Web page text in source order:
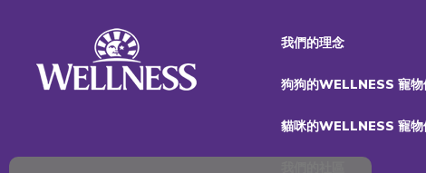
我們的理念
狗狗的WELLNESS 寵物
貓咪的WELLNESS 寵物